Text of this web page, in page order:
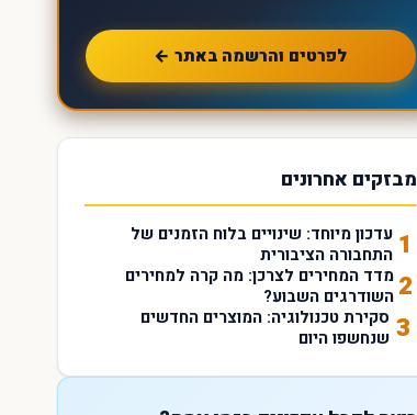
לפרטים והרשמה באתר ←
מבזקים אחרונים
1 עדכון מיוחד: שינויים בלוח הזמנים של
התחבורה הציבורית
2 מדד המחירים לצרכן: מה קרה למחירים
השודרגים השבוע?
3 סקירת טכנולוגיה: המוצרים החדשים
שנחשפו היום